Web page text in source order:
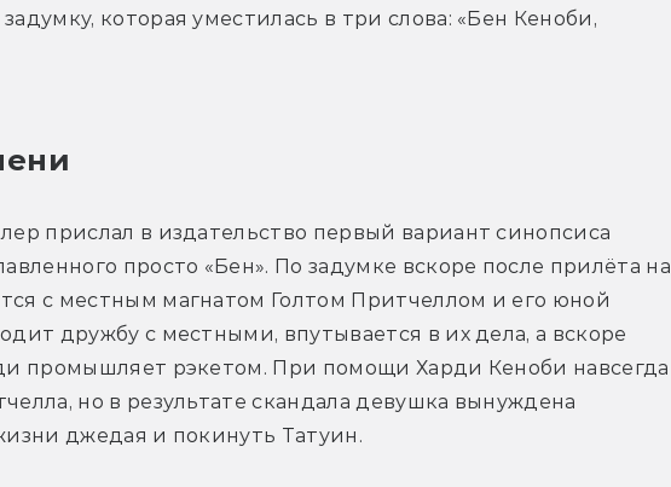
которая уместилась в три слова: «Бен Кеноби,
прислал в издательство первый вариант синопсиса
просто «Бен». По задумке вскоре после прилёта на
с местным магнатом Голтом Притчеллом и его юной
дружбу с местными, впутывается в их дела, а вскоре
промышляет рэкетом. При помощи Харди Кеноби навсегда
но в результате скандала девушка вынуждена
джедая и покинуть Татуин.